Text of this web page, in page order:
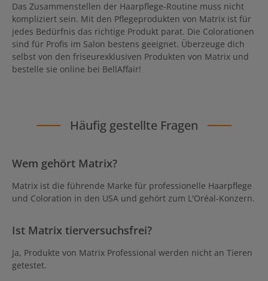
Das Zusammenstellen der Haarpflege-Routine muss nicht
kompliziert sein. Mit den Pflegeprodukten von Matrix ist für
jedes Bedürfnis das richtige Produkt parat. Die Colorationen
sind für Profis im Salon bestens geeignet. Überzeuge dich
selbst von den friseurexklusiven Produkten von Matrix und
bestelle sie online bei BellAffair!
Häufig gestellte Fragen
Wem gehört Matrix?
Matrix ist die führende Marke für professionelle Haarpflege
und Coloration in den USA und gehört zum L'Oréal-Konzern.
Ist Matrix tierversuchsfrei?
Ja, Produkte von Matrix Professional werden nicht an Tieren
getestet.